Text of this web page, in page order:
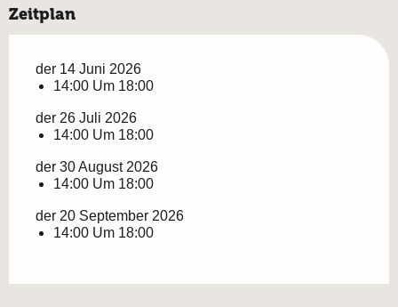
Zeitplan
der 14 Juni 2026
14:00 Um 18:00
der 26 Juli 2026
14:00 Um 18:00
der 30 August 2026
14:00 Um 18:00
der 20 September 2026
14:00 Um 18:00